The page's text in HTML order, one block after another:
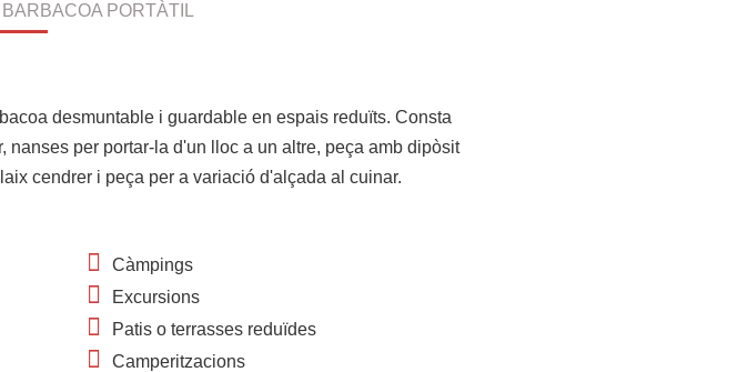
PORTÀTIL
desmuntable i guardable en espais reduïts. Consta
per portar-la d'un lloc a un altre, peça amb dipòsit
cendrer i peça per a variació d'alçada al cuinar.
Càmpings
Excursions
Patis o terrasses reduïdes
Camperitzacions